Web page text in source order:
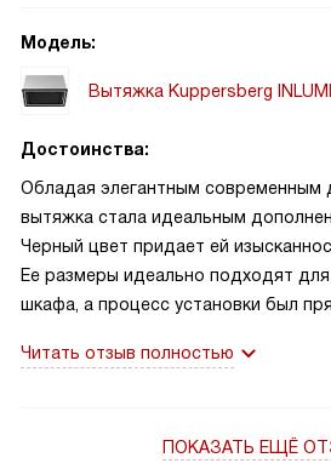
Модель:
Вытяжка Kuppersberg
Достоинства:
Обладая элегантным современным
вытяжка стала идеальным
Черный цвет придает ей
Ее размеры идеально подходят
шкафа, а процесс установки был
делают ее использование удобным
приготовления пищи ярким и
Читать отзыв полностью
ПОКАЗАТЬ ЕЩЁ